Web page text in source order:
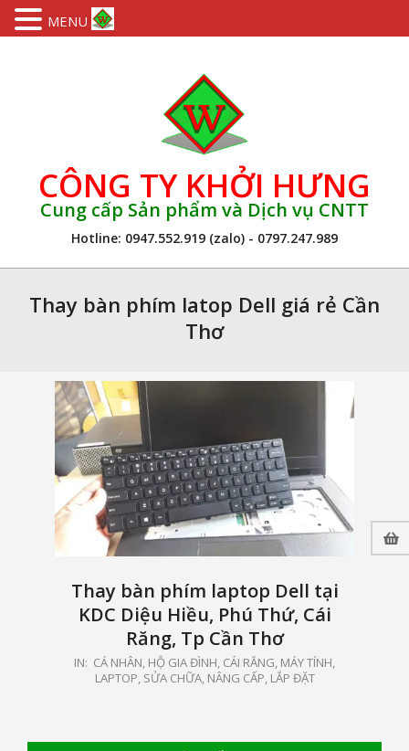
CÔNG TY KHỞI HƯNG
Cung cấp Sản phẩm và Dịch vụ CNTT
Hotline: 0947.552.919 (zalo) - 0797.247.989
NavigationThay bàn phím latop Dell giá rẻ Cần
Thơ
Thay bàn phím laptop Dell tại
KDC Diệu Hiều, Phú Thứ, Cái
Răng, Tp Cần Thơ
2021-
IN: CÁ NHÂN, HỘ GIA ĐÌNH, CÁI RĂNG, MÁY TÍNH,
LAPTOP, SỬA CHỮA, NÂNG CẤP, LẮP ĐẶT
MENU